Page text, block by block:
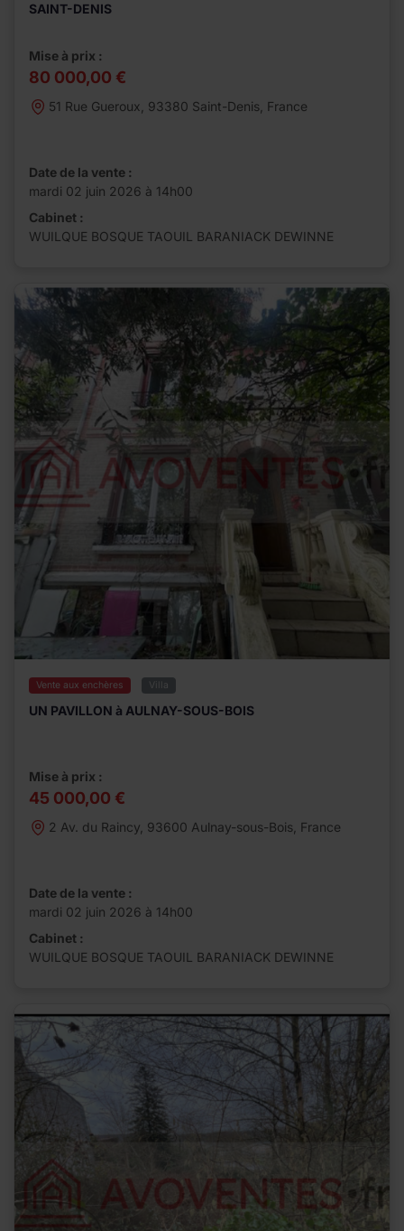
SAINT-DENIS
Mise à prix :
80 000,00 €
51 Rue Gueroux, 93380 Saint-Denis, France
Date de la vente :
mardi 02 juin 2026 à 14h00
Cabinet :
WUILQUE BOSQUE TAOUIL BARANIACK DEWINNE
Vente aux enchères Villa
UN PAVILLON à AULNAY-SOUS-BOIS
Mise à prix :
45 000,00 €
2 Av. du Raincy, 93600 Aulnay-sous-Bois, France
Date de la vente :
mardi 02 juin 2026 à 14h00
Cabinet :
WUILQUE BOSQUE TAOUIL BARANIACK DEWINNE